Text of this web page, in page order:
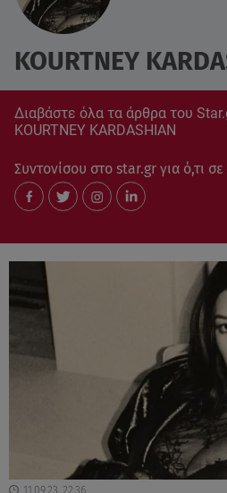
KOURTNEY
Διαβάστε όλα τα άρθρα του
KOURTNEY KARDASHIAN
Συντονίσου στο star.gr για ό,τι
11.09.23, 22:36